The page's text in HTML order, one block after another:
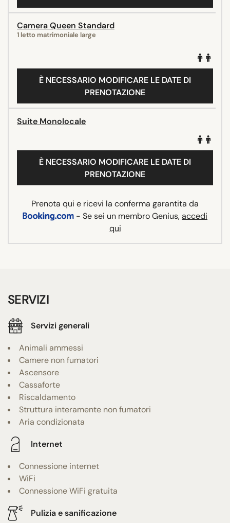
Camera Queen Standard
1 letto matrimoniale large
È NECESSARIO MODIFICARE LE DATE DI
PRENOTAZIONE
Suite Monolocale
È NECESSARIO MODIFICARE LE DATE DI
PRENOTAZIONE
Prenota qui e ricevi la conferma garantita da
- Se sei un membro Genius,accedi
qui
SERVIZI
Servizi generali
Animali ammessi
Camere non fumatori
Ascensore
Cassaforte
Riscaldamento
Struttura interamente non fumatori
Aria condizionata
Internet
Connessione internet
WiFi
Connessione WiFi gratuita
Pulizia e sanificazione